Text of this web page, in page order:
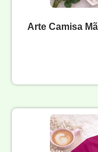
Arte Camisa